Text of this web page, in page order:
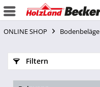
ONLINE SHOP Bodenbeläge
Filtern